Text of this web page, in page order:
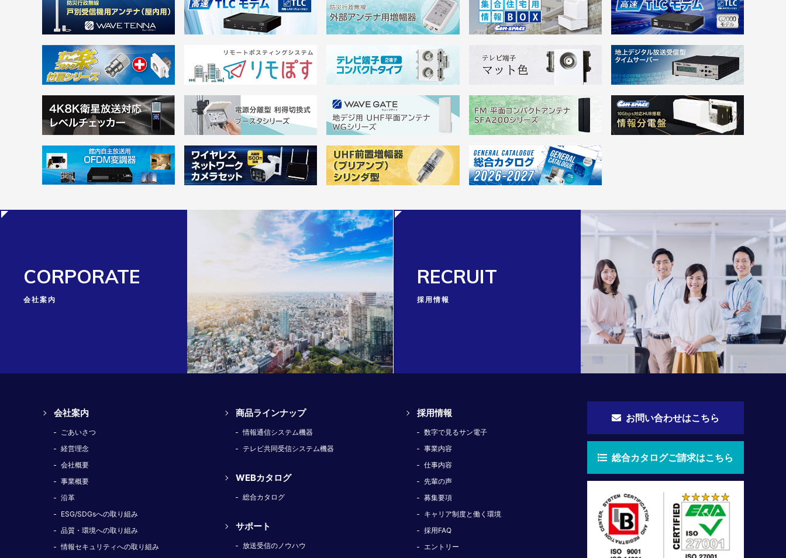
CORPORATE
会社案内
RECRUIT
採用情報
会社案内
ごあいさつ
経営理念
会社概要
事業概要
沿革
ESG/SDGsへの取り組み
品質・環境への取り組み
情報セキュリティへの取り組み
商品ラインナップ
情報通信システム機器
テレビ共同受信システム機器
WEBカタログ
総合カタログ
サポート
放送受信のノウハウ
採用情報
数字で見るサン電子
事業内容
仕事内容
先輩の声
募集要項
キャリア制度と働く環境
採用FAQ
エントリー
お問い合わせはこちら
総合カタログご請求はこちら